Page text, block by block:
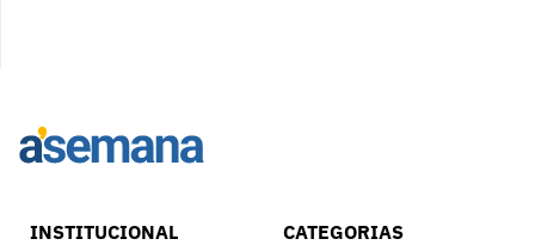
INSTITUCIONAL CATEGORIAS